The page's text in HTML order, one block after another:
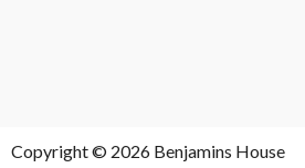
Copyright © 2026 Benjamins House